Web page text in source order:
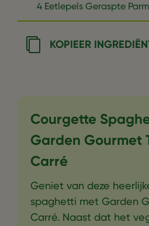
4 Eetlepels Geraspte
KOPIEER
Courgette
Garden Gourmet
Carré
Geniet van deze
spaghetti met Garden
Carré. Naast dat het